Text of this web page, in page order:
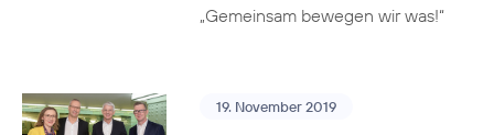
„Gemeinsam bewegen wir was!“
19. November 2019